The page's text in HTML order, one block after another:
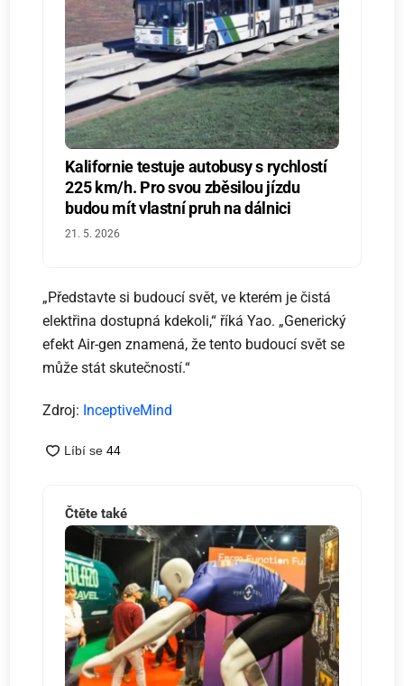
Kalifornie testuje autobusy s rychlostí
225 km/h. Pro svou zběsilou jízdu
budou mít vlastní pruh na dálnici
21. 5. 2026
„Představte si budoucí svět, ve kterém je čistá
elektřina dostupná kdekoli,“ říká Yao. „Generický
efekt Air-gen znamená, že tento budoucí svět se
může stát skutečností.“
Zdroj: InceptiveMind
Čtěte také